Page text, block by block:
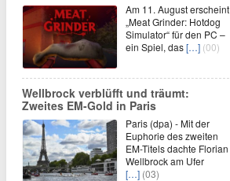
Am 11. August erscheint
„Meat Grinder: Hotdog
Simulator“ für den PC –
ein Spiel, das[…] (00)
Wellbrock verblüfft und träumt:
Zweites EM-Gold in Paris
Paris (dpa) - Mit der
Euphorie des zweiten
EM-Titels dachte Florian
Wellbrock am Ufer
[…] (03)